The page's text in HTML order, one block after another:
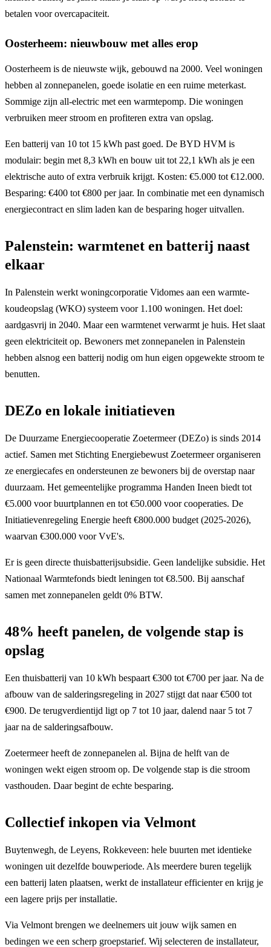
betalen voor overcapaciteit.
Oosterheem: nieuwbouw met alles erop
Oosterheem is de nieuwste wijk, gebouwd na 2000. Veel woningen
hebben al zonnepanelen, goede isolatie en een ruime meterkast.
Sommige zijn all-electric met een warmtepomp. Die woningen
verbruiken meer stroom en profiteren extra van opslag.
Een batterij van 10 tot 15 kWh past goed. De BYD HVM is
modulair: begin met 8,3 kWh en bouw uit tot 22,1 kWh als je een
elektrische auto of extra verbruik krijgt. Kosten: €5.000 tot €12.000.
Besparing: €400 tot €800 per jaar. In combinatie met een dynamisch
energiecontract en slim laden kan de besparing hoger uitvallen.
Palenstein: warmtenet en batterij naast
elkaar
In Palenstein werkt woningcorporatie Vidomes aan een warmte-
koudeopslag (WKO) systeem voor 1.100 woningen. Het doel:
aardgasvrij in 2040. Maar een warmtenet verwarmt je huis. Het slaat
geen elektriciteit op. Bewoners met zonnepanelen in Palenstein
hebben alsnog een batterij nodig om hun eigen opgewekte stroom te
benutten.
DEZo en lokale initiatieven
De Duurzame Energiecooperatie Zoetermeer (DEZo) is sinds 2014
actief. Samen met Stichting Energiebewust Zoetermeer organiseren
ze energiecafes en ondersteunen ze bewoners bij de overstap naar
duurzaam. Het gemeentelijke programma Handen Ineen biedt tot
€5.000 voor buurtplannen en tot €50.000 voor cooperaties. De
Initiatievenregeling Energie heeft €800.000 budget (2025-2026),
waarvan €300.000 voor VvE's.
Er is geen directe thuisbatterijsubsidie. Geen landelijke subsidie. Het
Nationaal Warmtefonds biedt leningen tot €8.500. Bij aanschaf
samen met zonnepanelen geldt 0% BTW.
48% heeft panelen, de volgende stap is
opslag
Een thuisbatterij van 10 kWh bespaart €300 tot €700 per jaar. Na de
afbouw van de salderingsregeling in 2027 stijgt dat naar €500 tot
€900. De terugverdientijd ligt op 7 tot 10 jaar, dalend naar 5 tot 7
jaar na de salderingsafbouw.
Zoetermeer heeft de zonnepanelen al. Bijna de helft van de
woningen wekt eigen stroom op. De volgende stap is die stroom
vasthouden. Daar begint de echte besparing.
Collectief inkopen via Velmont
Buytenwegh, de Leyens, Rokkeveen: hele buurten met identieke
woningen uit dezelfde bouwperiode. Als meerdere buren tegelijk
een batterij laten plaatsen, werkt de installateur efficienter en krijg je
een lagere prijs per installatie.
Via Velmont brengen we deelnemers uit jouw wijk samen en
bedingen we een scherp groepstarief. Wij selecteren de installateur,